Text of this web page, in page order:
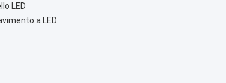
LED
a LED